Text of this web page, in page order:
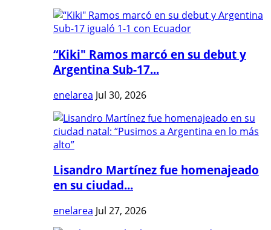
“Kiki" Ramos marcó en su debut y
Argentina Sub-17...
enelarea Jul 30, 2026
Lisandro Martínez fue homenajeado
en su ciudad...
enelarea Jul 27, 2026